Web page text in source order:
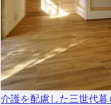
介護を配慮した三世代